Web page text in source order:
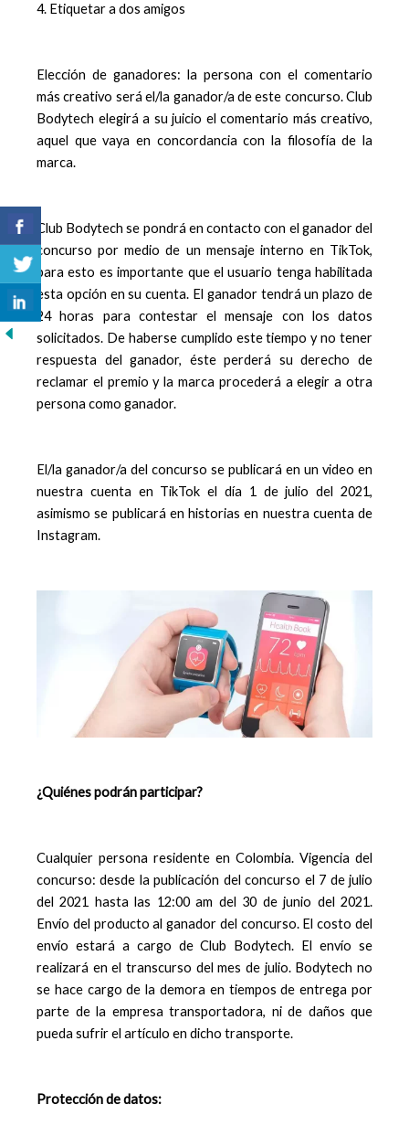
4. Etiquetar a dos amigos
Elección de ganadores: la persona con el comentario
más creativo será el/la ganador/a de este concurso. Club
Bodytech elegirá a su juicio el comentario más creativo,
aquel que vaya en concordancia con la filosofía de la
marca.
Club Bodytech se pondrá en contacto con el ganador del
concurso por medio de un mensaje interno en TikTok,
para esto es importante que el usuario tenga habilitada
esta opción en su cuenta. El ganador tendrá un plazo de
24 horas para contestar el mensaje con los datos
solicitados. De haberse cumplido este tiempo y no tener
respuesta del ganador, éste perderá su derecho de
reclamar el premio y la marca procederá a elegir a otra
persona como ganador.
El/la ganador/a del concurso se publicará en un video en
nuestra cuenta en TikTok el día 1 de julio del 2021,
asimismo se publicará en historias en nuestra cuenta de
Instagram.
¿Quiénes podrán participar?
Cualquier persona residente en Colombia. Vigencia del
concurso: desde la publicación del concurso el 7 de julio
del 2021 hasta las 12:00 am del 30 de junio del 2021.
Envío del producto al ganador del concurso. El costo del
envío estará a cargo de Club Bodytech. El envío se
realizará en el transcurso del mes de julio. Bodytech no
se hace cargo de la demora en tiempos de entrega por
parte de la empresa transportadora, ni de daños que
pueda sufrir el artículo en dicho transporte.
Protección de datos: